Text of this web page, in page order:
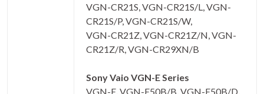
VGN-CR21S, VGN-CR21S/L, VGN-
CR21S/P, VGN-CR21S/W,
VGN-CR21Z, VGN-CR21Z/N, VGN-
CR21Z/R, VGN-CR29XN/B
Sony Vaio VGN-E Series
VGN-E, VGN-E50B/B, VGN-E50B/D,